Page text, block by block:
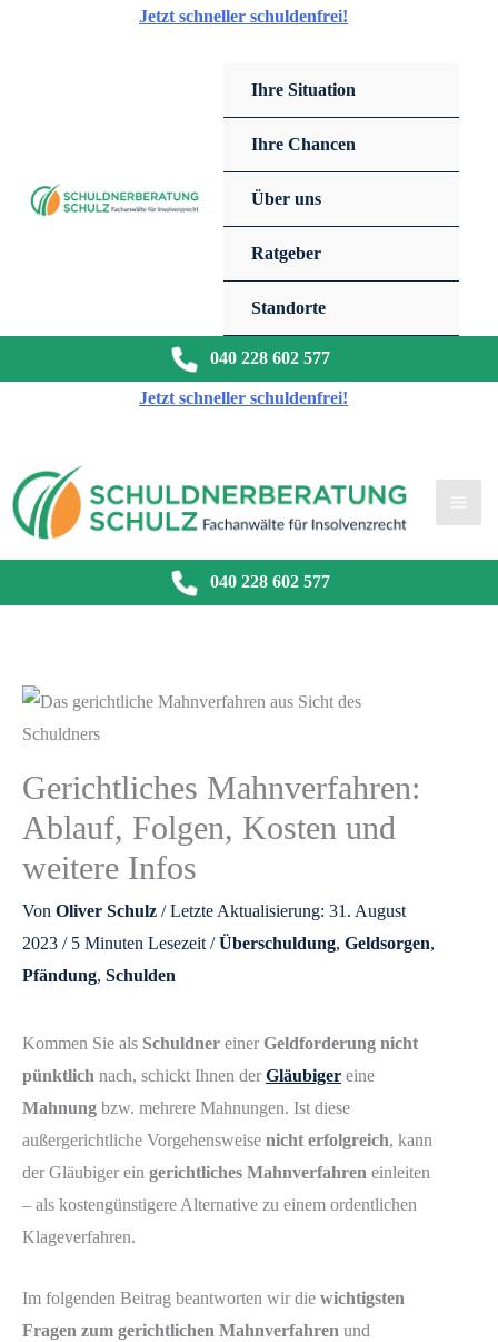
Jetzt schneller schuldenfrei!
Ihre Situation
Ihre Chancen
Über uns
Ratgeber
Standorte
040 228 602 577
Jetzt schneller schuldenfrei!
040 228 602 577
Gerichtliches Mahnverfahren:
Ablauf, Folgen, Kosten und
weitere Infos
Von Oliver Schulz / Letzte Aktualisierung: 31. August
2023 / 5 Minuten Lesezeit/Überschuldung, Geldsorgen,
Pfändung, Schulden
Kommen Sie als Schuldner einer Geldforderung nicht
pünktlich nach, schickt Ihnen der Gläubiger eine
Mahnung bzw. mehrere Mahnungen. Ist diese
außergerichtliche Vorgehensweise nicht erfolgreich, kann
der Gläubiger ein gerichtliches Mahnverfahren einleiten
– als kostengünstigere Alternative zu einem ordentlichen
Klageverfahren.
Im folgenden Beitrag beantworten wir die wichtigsten
Fragen zum gerichtlichen Mahnverfahren und